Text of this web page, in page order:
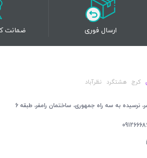
ارسال فوری ضمانت
کرج هشتگرد نظرآباد
نرسیده به سه راه جمهوری، ساختمان رامفر، طبقه 6